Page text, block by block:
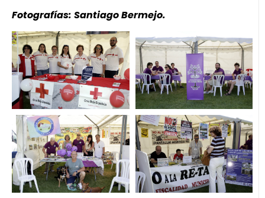
Fotografías: Santiago Bermejo.